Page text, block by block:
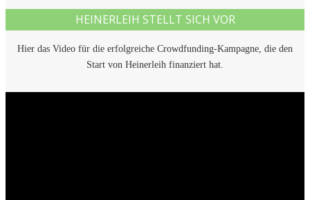
HEINERLEIH STELLT SICH VOR
Hier das Video für die erfolgreiche Crowdfunding-Kampagne, die den
Start von Heinerleih finanziert hat.